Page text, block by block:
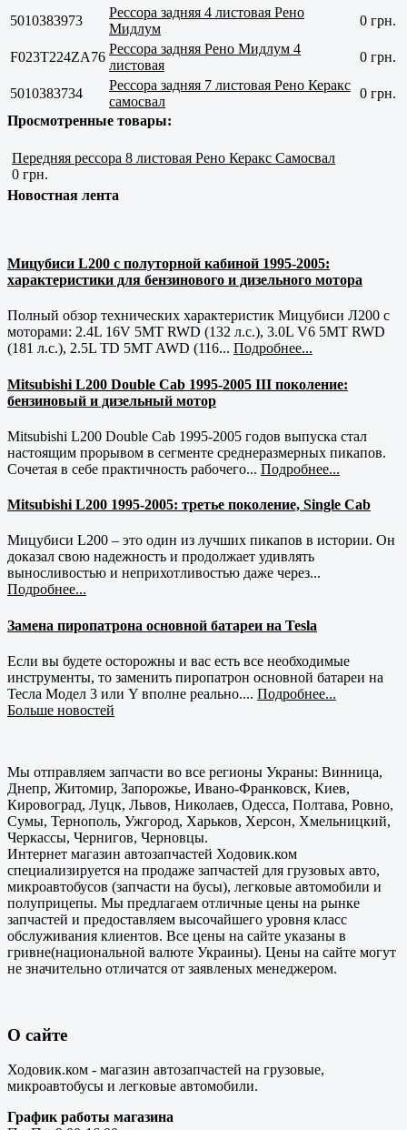
5010383973
Рессора задняя 4 листовая Рено
Мидлум
0 грн.
F023T224ZA76
Рессора задняя Рено Мидлум 4
листовая
0 грн.
5010383734
Рессора задняя 7 листовая Рено Керакс
самосвал
0 грн.
Просмотренные товары:
Передняя рессора 8 листовая Рено Керакс Самосвал
0 грн.
Новостная лента
Мицубиси L200 с полуторной кабиной 1995-2005:
характеристики для бензинового и дизельного мотора
Полный обзор технических характеристик Мицубиси Л200 с
моторами: 2.4L 16V 5MT RWD (132 л.с.), 3.0L V6 5MT RWD
(181 л.с.), 2.5L TD 5MT AWD (116... Подробнее...
Mitsubishi L200 Double Cab 1995-2005 III поколение:
бензиновый и дизельный мотор
Mitsubishi L200 Double Cab 1995-2005 годов выпуска стал
настоящим прорывом в сегменте среднеразмерных пикапов.
Сочетая в себе практичность рабочего... Подробнее...
Mitsubishi L200 1995-2005: третье поколение, Single Cab
Мицубиси L200 – это один из лучших пикапов в истории. Он
доказал свою надежность и продолжает удивлять
выносливостью и неприхотливостью даже через...
Подробнее...
Замена пиропатрона основной батареи на Tesla
Если вы будете осторожны и вас есть все необходимые
инструменты, то заменить пиропатрон основной батареи на
Тесла Модел 3 или Y вполне реально.... Подробнее...
Больше новостей
Мы отправляем запчасти во все регионы Украны: Винница,
Днепр, Житомир, Запорожье, Ивано-Франковск, Киев,
Кировоград, Луцк, Львов, Николаев, Одесса, Полтава, Ровно,
Сумы, Тернополь, Ужгород, Харьков, Херсон, Хмельницкий,
Черкассы, Чернигов, Черновцы.
Интернет магазин автозапчастей Ходовик.ком
специализируется на продаже запчастей для грузовых авто,
микроавтобусов (запчасти на бусы), легковые автомобили и
полуприцепы. Мы предлагаем отличные цены на рынке
запчастей и предоставляем высочайшего уровня класс
обслуживания клиентов. Все цены на сайте указаны в
гривне(национальной валюте Украины). Цены на сайте могут
не значительно отличатся от заявленых менеджером.
О сайте
Ходовик.ком - магазин автозапчастей на грузовые,
микроавтобусы и легковые автомобили.
График работы магазина